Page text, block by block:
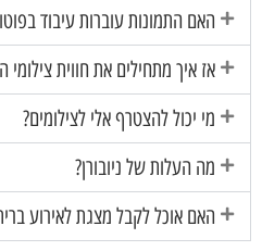
האם התמונות עוברות עיבוד
אז איך מתחילים את חווית צילומי
מי יכול להצטרף אלי לצילומים?
מה העלות של ניובורן?
האם אוכל לקבל מצגת לאירוע